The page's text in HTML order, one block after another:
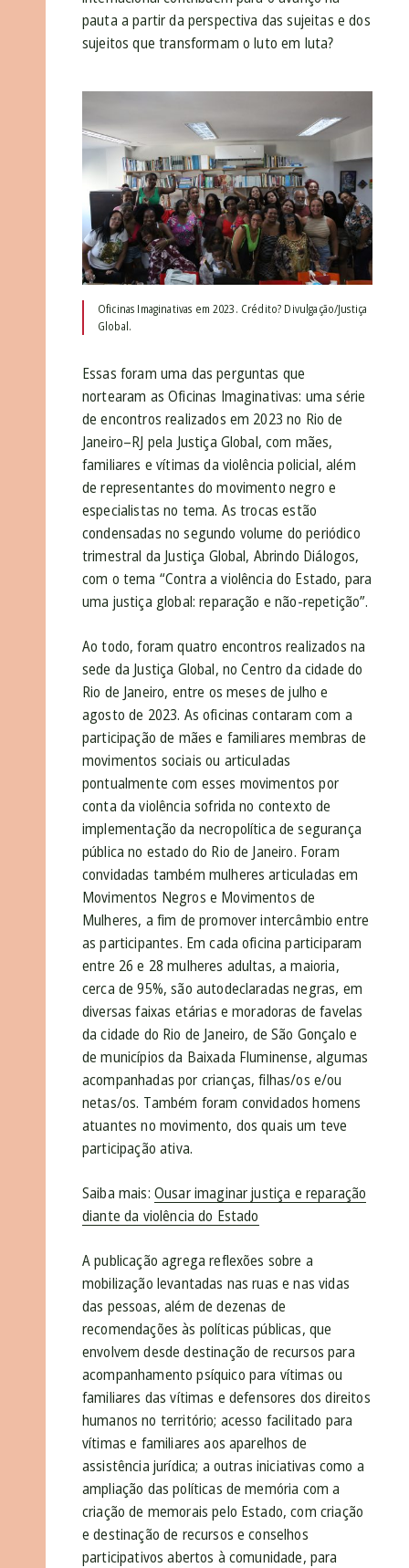
pauta a partir da perspectiva das sujeitas e dos
sujeitos que transformam o luto em luta?
Oficinas Imaginativas em 2023. Crédito? Divulgação/Justiça
Global.
Essas foram uma das perguntas que
nortearam as Oficinas Imaginativas: uma série
de encontros realizados em 2023 no Rio de
Janeiro–RJ pela Justiça Global, com mães,
familiares e vítimas da violência policial, além
de representantes do movimento negro e
especialistas no tema. As trocas estão
condensadas no segundo volume do periódico
trimestral da Justiça Global, Abrindo Diálogos,
com o tema “Contra a violência do Estado, para
uma justiça global: reparação e não-repetição”.
Ao todo, foram quatro encontros realizados na
sede da Justiça Global, no Centro da cidade do
Rio de Janeiro, entre os meses de julho e
agosto de 2023. As oficinas contaram com a
participação de mães e familiares membras de
movimentos sociais ou articuladas
pontualmente com esses movimentos por
conta da violência sofrida no contexto de
implementação da necropolítica de segurança
pública no estado do Rio de Janeiro. Foram
convidadas também mulheres articuladas em
Movimentos Negros e Movimentos de
Mulheres, a fim de promover intercâmbio entre
as participantes. Em cada oficina participaram
entre 26 e 28 mulheres adultas, a maioria,
cerca de 95%, são autodeclaradas negras, em
diversas faixas etárias e moradoras de favelas
da cidade do Rio de Janeiro, de São Gonçalo e
de municípios da Baixada Fluminense, algumas
acompanhadas por crianças, filhas/os e/ou
netas/os. Também foram convidados homens
atuantes no movimento, dos quais um teve
participação ativa.
Saiba mais: Ousar imaginar justiça e reparação
diante da violência do Estado
A publicação agrega reflexões sobre a
mobilização levantadas nas ruas e nas vidas
das pessoas, além de dezenas de
recomendações às políticas públicas, que
envolvem desde destinação de recursos para
acompanhamento psíquico para vítimas ou
familiares das vítimas e defensores dos direitos
humanos no território; acesso facilitado para
vítimas e familiares aos aparelhos de
assistência jurídica; a outras iniciativas como a
ampliação das políticas de memória com a
criação de memorais pelo Estado, com criação
e destinação de recursos e conselhos
participativos abertos à comunidade, para